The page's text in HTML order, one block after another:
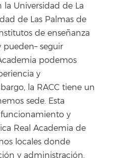
la Universidad de La
de Las Palmas de
de enseñanza
pueden– seguir
podemos
y
la RACC tiene un
sede. Esta
y
Real Academia de
locales donde
y administración.